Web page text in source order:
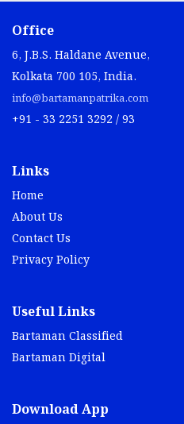
Office
6, J.B.S. Haldane Avenue,
Kolkata 700 105, India.
info@bartamanpatrika.com
+91 - 33 2251 3292 / 93
Links
Home
About Us
Contact Us
Privacy Policy
Useful Links
Bartaman Classified
Bartaman Digital
Download App